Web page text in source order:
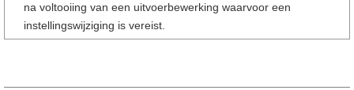
na voltooiing van een uitvoerbewerking waarvoor een
instellingswijziging is vereist.